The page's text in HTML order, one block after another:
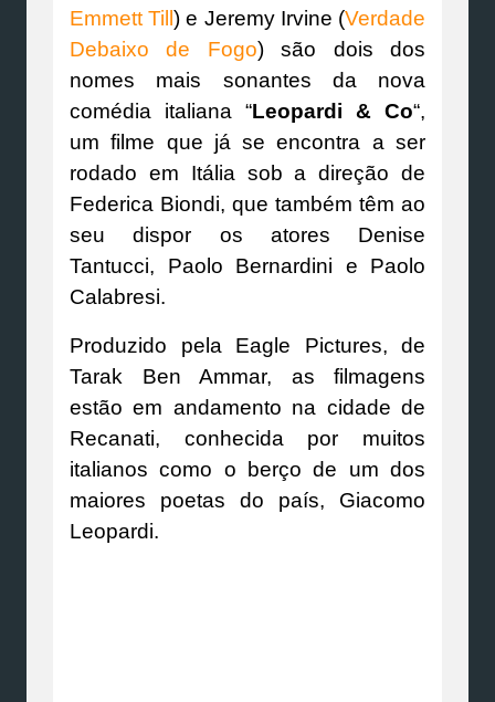
Emmett Till) e Jeremy Irvine (Verdade
Debaixo de Fogo) são dois dos
nomes mais sonantes da nova
comédia italiana “Leopardi & Co“,
um filme que já se encontra a ser
rodado em Itália sob a direção de
Federica Biondi, que também têm ao
seu dispor os atores Denise
Tantucci, Paolo Bernardini e Paolo
Calabresi.
Produzido pela Eagle Pictures, de
Tarak Ben Ammar, as filmagens
estão em andamento na cidade de
Recanati, conhecida por muitos
italianos como o berço de um dos
maiores poetas do país, Giacomo
Leopardi.